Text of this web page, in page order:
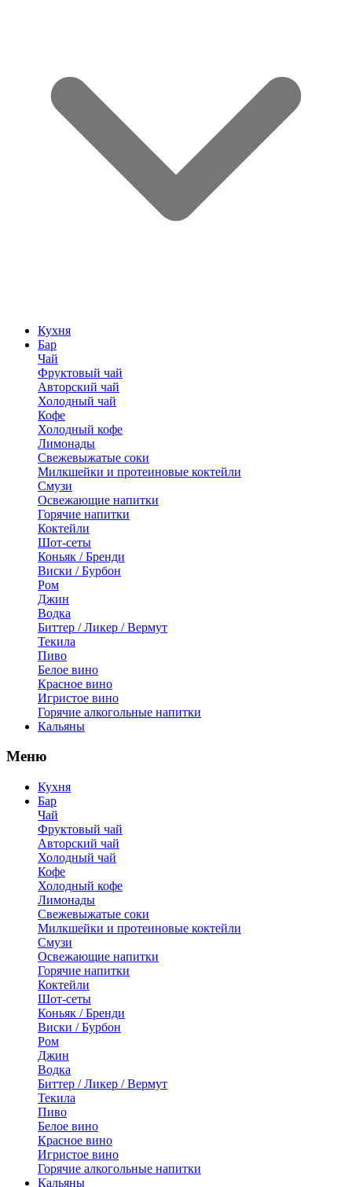
Кухня
Бар
Чай
Фруктовый чай
Авторский чай
Холодный чай
Кофе
Холодный кофе
Лимонады
Свежевыжатые соки
Милкшейки и протеиновые коктейли
Смузи
Освежающие напитки
Горячие напитки
Коктейли
Шот-сеты
Коньяк / Бренди
Виски / Бурбон
Ром
Джин
Водка
Биттер / Ликер / Вермут
Текила
Пиво
Белое вино
Красное вино
Игристое вино
Горячие алкогольные напитки
Кальяны
Меню
Кухня
Бар
Чай
Фруктовый чай
Авторский чай
Холодный чай
Кофе
Холодный кофе
Лимонады
Свежевыжатые соки
Милкшейки и протеиновые коктейли
Смузи
Освежающие напитки
Горячие напитки
Коктейли
Шот-сеты
Коньяк / Бренди
Виски / Бурбон
Ром
Джин
Водка
Биттер / Ликер / Вермут
Текила
Пиво
Белое вино
Красное вино
Игристое вино
Горячие алкогольные напитки
Кальяны